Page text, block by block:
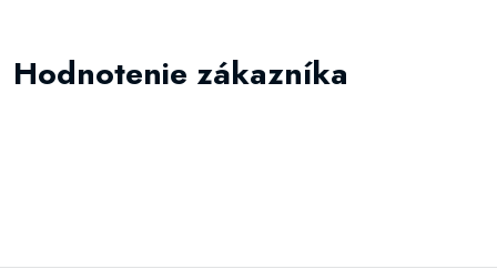
Hodnotenie zákazníka